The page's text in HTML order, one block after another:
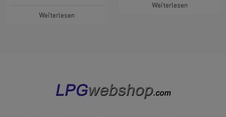
Weiterlesen
Weiterlesen